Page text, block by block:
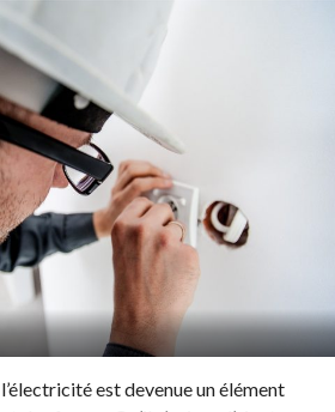
est devenue un élément